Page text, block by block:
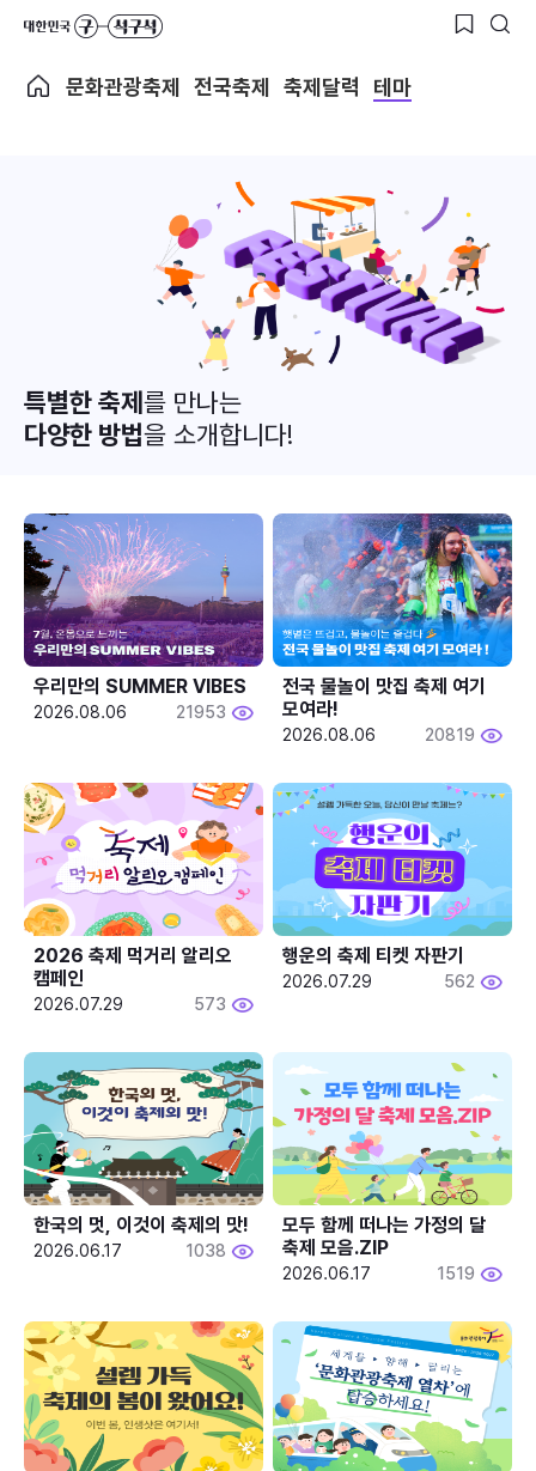
문화관광축제 전국축제 축제달력 테마
특별한 축제를 만나는
다양한 방법을 소개합니다!
우리만의 SUMMER VIBES
2026.08.06 21953
전국 물놀이 맛집 축제 여기
모여라!
2026.08.06 20819
2026 축제 먹거리 알리오
캠페인
2026.07.29 573
행운의 축제 티켓 자판기
2026.07.29 562
한국의 멋, 이것이 축제의 맛!
2026.06.17 1038
모두 함께 떠나는 가정의 달
축제 모음.ZIP
2026.06.17 1519